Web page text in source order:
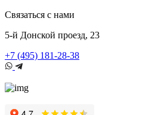
Связаться с нами
5-й Донской проезд, 23
+7 (495) 181-28-38